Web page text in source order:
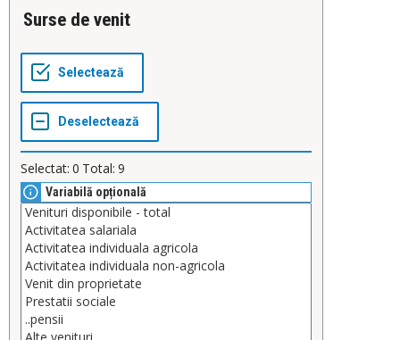
Surse de venit
Selectat: 0 Total: 9
Variabilă opțională